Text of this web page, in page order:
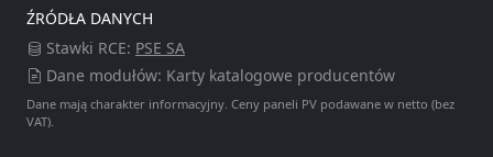
ŹRÓDŁA DANYCH
Stawki RCE: PSE SA
Dane modułów: Karty katalogowe producentów
Dane mają charakter informacyjny. Ceny paneli PV podawane w netto (bez
VAT).